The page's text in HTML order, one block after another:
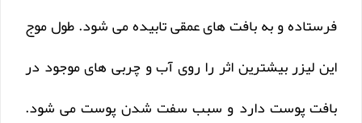
فرستاده و به بافت های عمقی تابیده می شود. طول موج
این لیزر بیشترین اثر را روی آب و چربی های موجود در
بافت پوست دارد و سبب سفت شدن پوست می شود.